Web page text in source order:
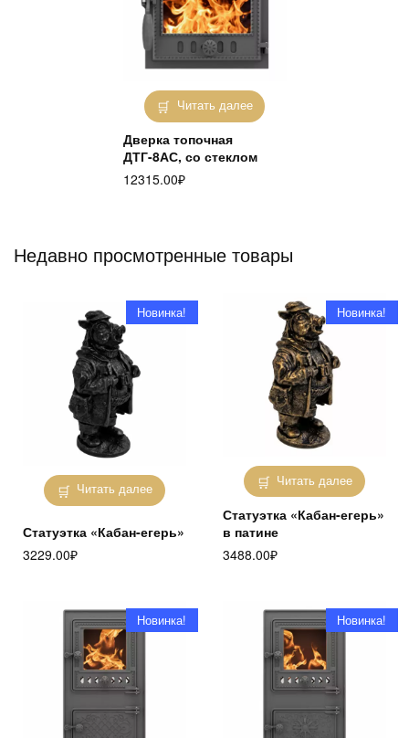
Читать далее
Дверка топочная
ДТГ-8АС, со стеклом
12315.00₽
Недавно просмотренные товары
Читать далее
Новинка!
Статуэтка «Кабан-егерь»
3229.00₽
Читать далее
Новинка!
Статуэтка «Кабан-егерь»
в патине
3488.00₽
Новинка! Новинка!